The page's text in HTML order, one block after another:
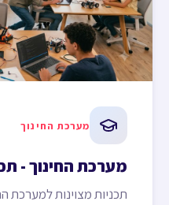
מערכת החינוך
מערכת החינוך -
תכניות מצוינות למערכת